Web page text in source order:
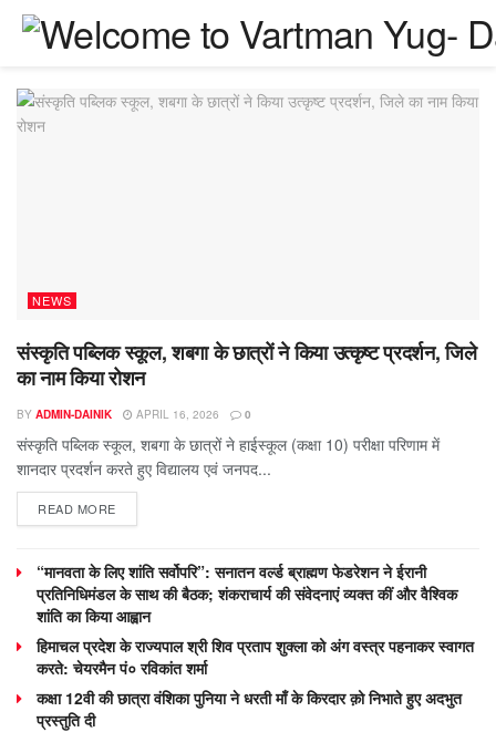
NEWS
संस्कृति पब्लिक स्कूल, शबगा के छात्रों ने किया उत्कृष्ट प्रदर्शन, जिले
का नाम किया रोशन
BY ADMIN-DAINIK APRIL 16, 2026 0
संस्कृति पब्लिक स्कूल, शबगा के छात्रों ने हाईस्कूल (कक्षा 10) परीक्षा परिणाम में
शानदार प्रदर्शन करते हुए विद्यालय एवं जनपद...
READ MORE
“मानवता के लिए शांति सर्वोपरि”: सनातन वर्ल्ड ब्राह्मण फेडरेशन ने ईरानी
प्रतिनिधिमंडल के साथ की बैठक; शंकराचार्य की संवेदनाएं व्यक्त कीं और वैश्विक
शांति का किया आह्वान
हिमाचल प्रदेश के राज्यपाल श्री शिव प्रताप शुक्ला को अंग वस्त्र पहनाकर स्वागत
करते: चेयरमैन पं० रविकांत शर्मा
कक्षा 12वी की छात्रा वंशिका पुनिया ने धरती माँ के किरदार क़ो निभाते हुए अदभुत
प्रस्तुति दी